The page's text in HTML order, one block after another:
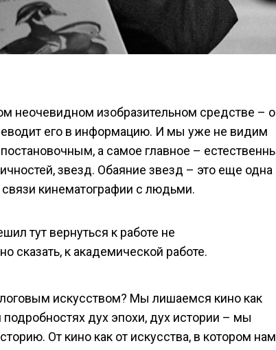
неочевидном изобразительном средстве – о
его в информацию. И мы уже не видим
а самое главное –
звезд. Обаяние звезд – это еще одна
кинематографии с людьми.
тут вернуться к работе не
сказать, к академической работе.
искусством? Мы лишаемся кино как
дух эпохи, дух истории – мы
От кино как от искусства, в котором нам